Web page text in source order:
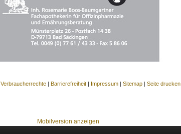
Verbraucherrechte | Barrierefreiheit | Impressum | Sitemap | Seite drucken
Mobilversion anzeigen